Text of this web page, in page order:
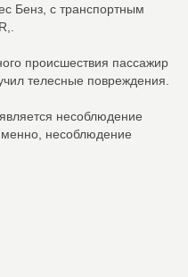
Бенз, с транспортным
происшествия пассажир
телесные повреждения.
несоблюдение
несоблюдение